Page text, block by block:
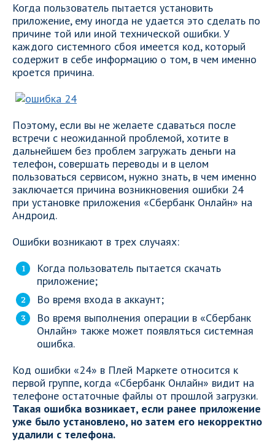
Когда пользователь пытается установить
приложение, ему иногда не удается это сделать по
причине той или иной технической ошибки. У
каждого системного сбоя имеется код, который
содержит в себе информацию о том, в чем именно
кроется причина.
Поэтому, если вы не желаете сдаваться после
встречи с неожиданной проблемой, хотите в
дальнейшем без проблем загружать деньги на
телефон, совершать переводы и в целом
пользоваться сервисом, нужно знать, в чем именно
заключается причина возникновения ошибки 24
при установке приложения «Сбербанк Онлайн» на
Андроид.
Ошибки возникают в трех случаях:
Когда пользователь пытается скачать
приложение;
Во время входа в аккаунт;
Во время выполнения операции в «Сбербанк
Онлайн» также может появляться системная
ошибка.
Код ошибки «24» в Плей Маркете относится к
первой группе, когда «Сбербанк Онлайн» видит на
телефоне остаточные файлы от прошлой загрузки.
Такая ошибка возникает, если ранее приложение
уже было установлено, но затем его некорректно
удалили с телефона.